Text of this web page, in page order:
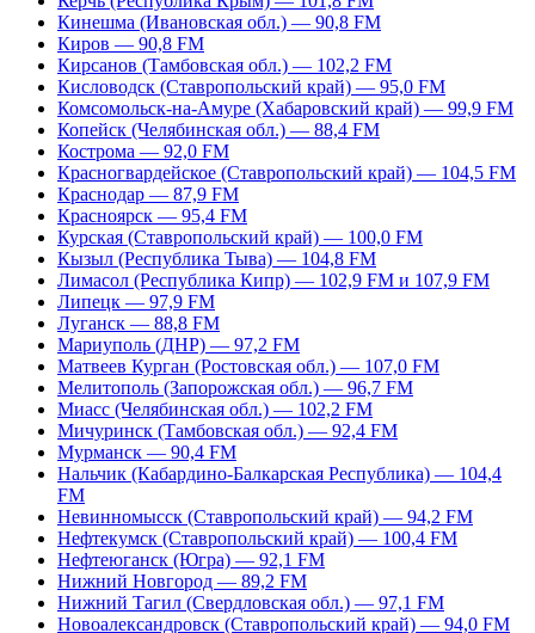
Кинешма (Ивановская обл.) — 90,8 FM
Киров — 90,8 FM
Кирсанов (Тамбовская обл.) — 102,2 FM
Кисловодск (Ставропольский край) — 95,0 FM
Комсомольск-на-Амуре (Хабаровский край) — 99,9 FM
Копейск (Челябинская обл.) — 88,4 FM
Кострома — 92,0 FM
Красногвардейское (Ставропольский край) — 104,5 FM
Краснодар — 87,9 FM
Красноярск — 95,4 FM
Курская (Ставропольский край) — 100,0 FM
Кызыл (Республика Тыва) — 104,8 FM
Лимасол (Республика Кипр) — 102,9 FM и 107,9 FM
Липецк — 97,9 FM
Луганск — 88,8 FM
Мариуполь (ДНР) — 97,2 FM
Матвеев Курган (Ростовская обл.) — 107,0 FM
Мелитополь (Запорожская обл.) — 96,7 FM
Миасс (Челябинская обл.) — 102,2 FM
Мичуринск (Тамбовская обл.) — 92,4 FM
Мурманск — 90,4 FM
Нальчик (Кабардино-Балкарская Республика) — 104,4
FM
Невинномысск (Ставропольский край) — 94,2 FM
Нефтекумск (Ставропольский край) — 100,4 FM
Нефтеюганск (Югра) — 92,1 FM
Нижний Новгород — 89,2 FM
Нижний Тагил (Свердловская обл.) — 97,1 FM
Новоалександровск (Ставропольский край) — 94,0 FM